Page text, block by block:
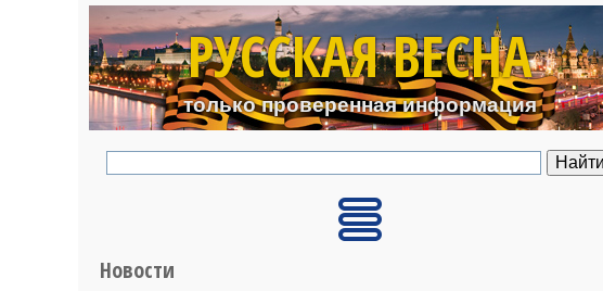
Перейти к основному
РУССКАЯ ВЕСНА
только проверенная информация
Новости